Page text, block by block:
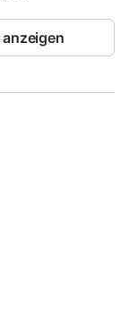
Auto:
ohne Gebühr).
gibt.
Reinigung